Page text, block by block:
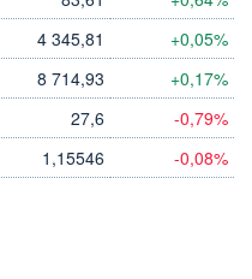
DERNIER
DIVIDENDE
-
4 345,81 +0,05%
8 714,93 +0,17%
27,6 -0,79%
1,15546 -0,08%